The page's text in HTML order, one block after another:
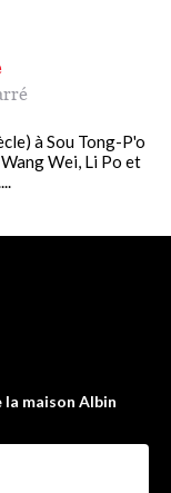
à Sou Tong-P'o
Wei, Li Po et
maison Albin